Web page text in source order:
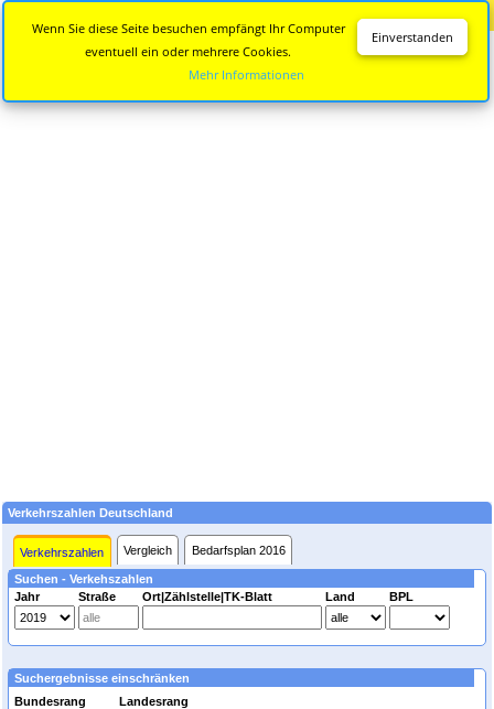
Verkehrszahlen Deutschland
Verkehrszahlen Vergleich Bedarfsplan 2016
Suchen - Verkehszahlen
Jahr
Straße Ort|Zählstelle|TK-Blatt Land BPL
Suchergebnisse einschränken
Bundesrang Landesrang
Einverstanden
Wenn Sie diese Seite besuchen empfängt Ihr Computer
eventuell ein oder mehrere Cookies.
Mehr Informationen